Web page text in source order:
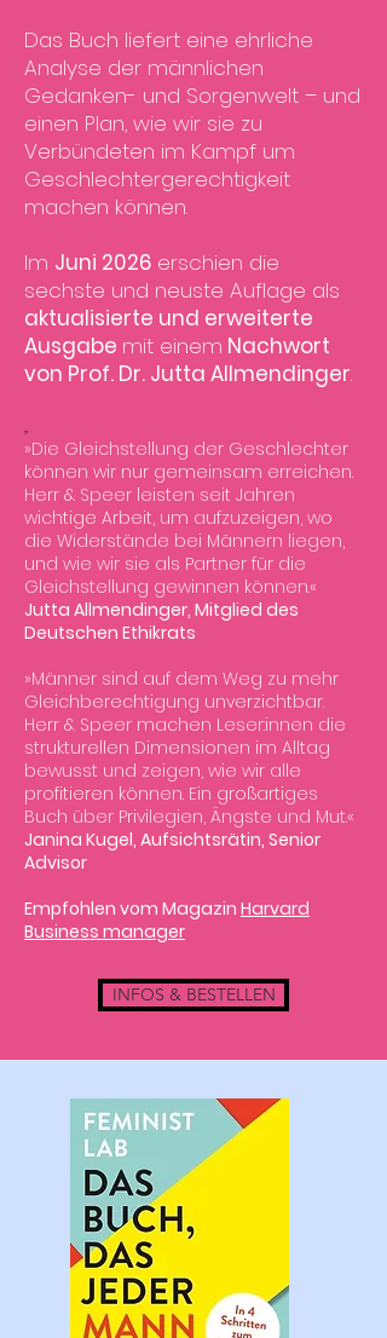
Das Buch liefert eine ehrliche
Analyse der männlichen
Gedanken- und Sorgenwelt – und
einen Plan, wie wir sie zu
Verbündeten im Kampf um
Geschlechtergerechtigkeit
machen können.
Im Juni 2026 erschien die
sechste und neuste Auflage als
aktualisierte und erweiterte
Ausgabe mit einem Nachwort
von Prof. Dr. Jutta Allmendinger.
„
»Die Gleichstellung der Geschlechter
können wir nur gemeinsam erreichen.
Herr & Speer leisten seit Jahren
wichtige Arbeit, um aufzuzeigen, wo
die Widerstände bei Männern liegen,
und wie wir sie als Partner für die
Gleichstellung gewinnen können.«
Jutta Allmendinger, Mitglied des
Deutschen Ethikrats
»Männer sind auf dem Weg zu mehr
Gleichberechtigung unverzichtbar.
Herr & Speer machen Leser:innen die
strukturellen Dimensionen im Alltag
bewusst und zeigen, wie wir alle
profitieren können. Ein großartiges
Buch über Privilegien, Ängste und Mut.«
Janina Kugel, Aufsichtsrätin, Senior
Advisor
Empfohlen vom Magazin Harvard
Business manager
INFOS & BESTELLEN